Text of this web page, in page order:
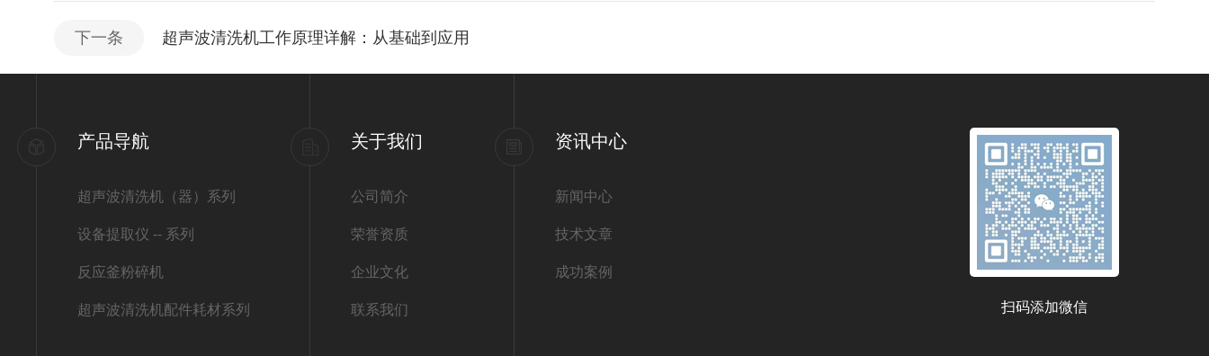
下一条 超声波清洗机工作原理详解：从基础到应用
产品导航
超声波清洗机（器）系列
设备提取仪 -- 系列
反应釜粉碎机
超声波清洗机配件耗材系列
关于我们
公司简介
荣誉资质
企业文化
联系我们
资讯中心
新闻中心
技术文章
成功案例
扫码添加微信